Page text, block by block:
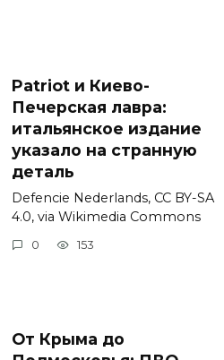
Patriot и Киево-
Печерская лавра:
итальянское издание
указало на странную
деталь
Defencie Nederlands, CC BY-SA
4.0, via Wikimedia Commons
0 153
От Крыма до